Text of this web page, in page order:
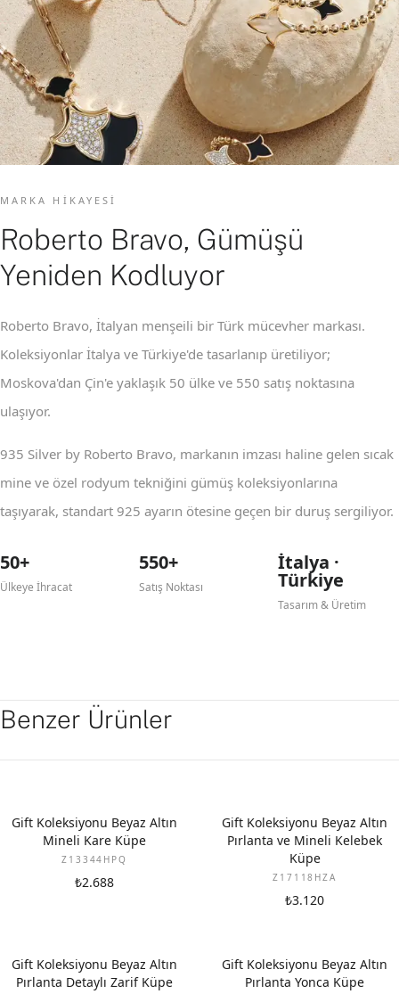
MARKA HIKAYESI
Roberto Bravo, Gümüşü
Yeniden Kodluyor
Roberto Bravo, İtalyan menşeili bir Türk mücevher markası.
Koleksiyonlar İtalya ve Türkiye'de tasarlanıp üretiliyor;
Moskova'dan Çin'e yaklaşık 50 ülke ve 550 satış noktasına
ulaşıyor.
935 Silver by Roberto Bravo, markanın imzası haline gelen sıcak
mine ve özel rodyum tekniğini gümüş koleksiyonlarına
taşıyarak, standart 925 ayarın ötesine geçen bir duruş sergiliyor.
50+
Ülkeye İhracat
550+
Satış Noktası
İtalya ·
Türkiye
Tasarım & Üretim
Benzer Ürünler
YENI
Gift Koleksiyonu Beyaz Altın
Mineli Kare Küpe
Z13344HPQ
₺2.688
YENI
Gift Koleksiyonu Beyaz Altın
Pırlanta ve Mineli Kelebek
Küpe
Z17118HZA
₺3.120
YENI
Gift Koleksiyonu Beyaz Altın
Pırlanta Detaylı Zarif Küpe
YENI
Gift Koleksiyonu Beyaz Altın
Pırlanta Yonca Küpe